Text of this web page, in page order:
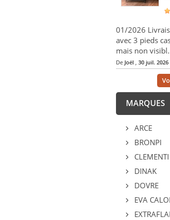
01/2026
avec 3 pieds
mais non
De Joël, 30 juil. 2026
MARQUES
ARCE
BRONPI
CLEMENTI
DINAK
DOVRE
EVA